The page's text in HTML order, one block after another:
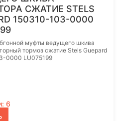
СЖАТИЕ STELS
150310-103-0000
муфты ведущего шкива
тормоз сжатие Stels Guepard
0000 LU075199
6